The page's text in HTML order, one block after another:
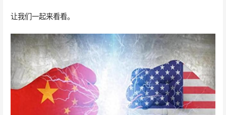
让我们一起来看看。